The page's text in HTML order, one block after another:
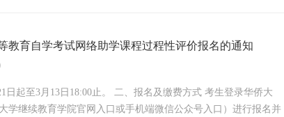
教育自学考试网络助学课程过程性评价报名的通知
日起至3月13日18:00止。 二、报名及缴费方式 考生登录华侨大
学继续教育学院官网入口或手机端微信公众号入口）进行报名并